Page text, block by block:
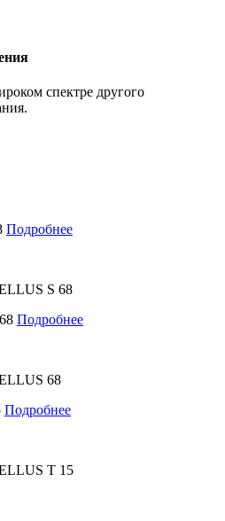
спектре другого
Подробнее
S 68
Подробнее
68
Подробнее
T 15